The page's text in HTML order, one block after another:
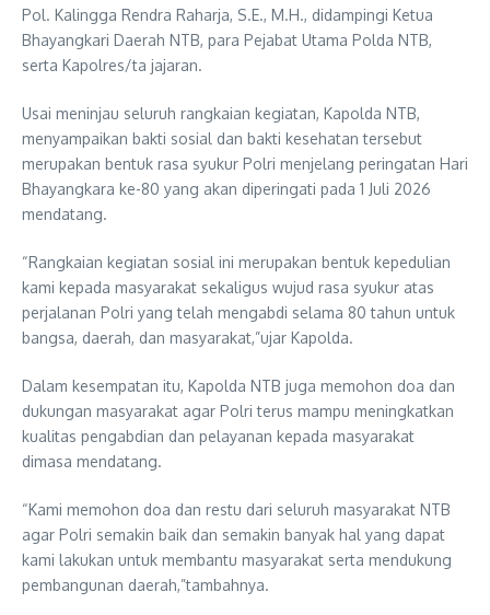
Pol. Kalingga Rendra Raharja, S.E., M.H., didampingi Ketua
Bhayangkari Daerah NTB, para Pejabat Utama Polda NTB,
serta Kapolres/ta jajaran.
Usai meninjau seluruh rangkaian kegiatan, Kapolda NTB,
menyampaikan bakti sosial dan bakti kesehatan tersebut
merupakan bentuk rasa syukur Polri menjelang peringatan Hari
Bhayangkara ke-80 yang akan diperingati pada 1 Juli 2026
mendatang.
“Rangkaian kegiatan sosial ini merupakan bentuk kepedulian
kami kepada masyarakat sekaligus wujud rasa syukur atas
perjalanan Polri yang telah mengabdi selama 80 tahun untuk
bangsa, daerah, dan masyarakat,”ujar Kapolda.
Dalam kesempatan itu, Kapolda NTB juga memohon doa dan
dukungan masyarakat agar Polri terus mampu meningkatkan
kualitas pengabdian dan pelayanan kepada masyarakat
dimasa mendatang.
“Kami memohon doa dan restu dari seluruh masyarakat NTB
agar Polri semakin baik dan semakin banyak hal yang dapat
kami lakukan untuk membantu masyarakat serta mendukung
pembangunan daerah,”tambahnya.